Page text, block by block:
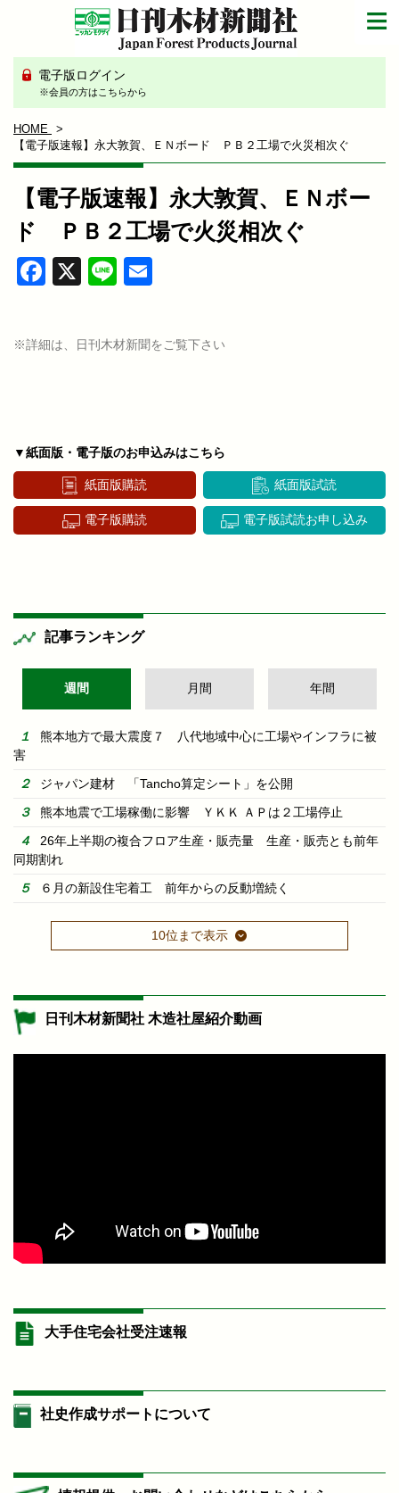
電子版ログイン
※会員の方はこちらから
HOME
【電子版速報】永大敦賀、ＥＮボード ＰＢ２工場で火災相次ぐ
【電子版速報】永大敦賀、ＥＮボー
ド ＰＢ２工場で火災相次ぐ
Facebook
X Line
※詳細は、日刊木材新聞をご覧下さい
▼紙面版・電子版のお申込みはこちら
紙面版購読 紙面版試読
電子版購読 電子版試読お申し込み
記事ランキング
週間 月間 年間
熊本地方で最大震度７ 八代地域中心に工場やインフラに被
害
ジャパン建材 「Tancho算定シート」を公開
熊本地震で工場稼働に影響 ＹＫＫ ＡＰは２工場停止
26年上半期の複合フロア生産・販売量 生産・販売とも前年
同期割れ
６月の新設住宅着工 前年からの反動増続く
10位まで表示
日刊木材新聞社 木造社屋紹介動画
大手住宅会社受注速報
社史作成サポートについて